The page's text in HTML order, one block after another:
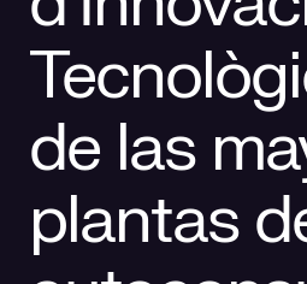
La mirada Cuerva
Trabaja en Cuerva
Prensa
Responsabilidad social
Distribución
Smart Services
Smart Solutions
Comercialización
Comunidad
Blog
Recursos
Casos de éxito
Contacto
de las
plantas